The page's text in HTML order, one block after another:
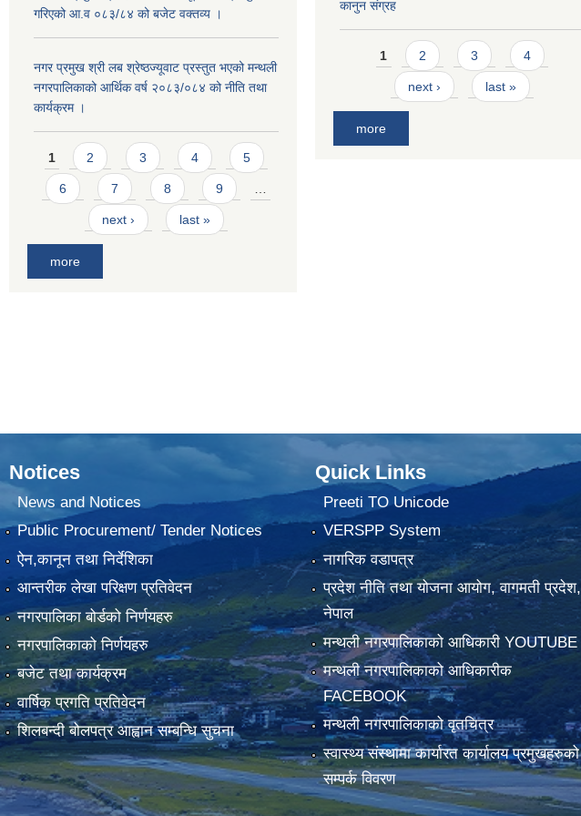
गरिएको आ.व ०८३/८४ को बजेट वक्तव्य ।
नगर प्रमुख श्री लब श्रेष्ठज्यूवाट प्रस्तुत भएको मन्थली
नगरपालिकाको आर्थिक वर्ष २०८३/०८४ को नीति तथा
कार्यक्रम ।
Pages
1 2 3 4 5
6 7 8 9
next › last »
more
कानुन संग्रह
Pages
1 2 3 4
next › last »
more
Notices
News and Notices
Public Procurement/ Tender Notices
ऐन,कानून तथा निर्देशिका
आन्तरीक लेखा परिक्षण प्रतिवेदन
नगरपालिका बोर्डको निर्णयहरु
नगरपालिकाको निर्णयहरु
बजेट तथा कार्यक्रम
वार्षिक प्रगति प्रतिवेदन
शिलबन्दी बोलपत्र आह्वान सम्बन्धि सुचना
Quick Links
Preeti TO Unicode
VERSPP System
नागरिक वडापत्र
प्रदेश नीति तथा योजना आयोग, वागमती प्रदेश,
नेपाल
मन्थली नगरपालिकाको आधिकारी YOUTUBE
मन्थली नगरपालिकाको आधिकारीक
FACEBOOK
मन्थली नगरपालिकाको वृतचित्र
स्वास्थ्य संस्थामा कार्यारत कार्यालय प्रमुखहरुको
सम्पर्क विवरण